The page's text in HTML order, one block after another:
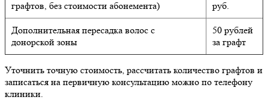
графтов, без стоимости абонемента)
руб.
Дополнительная пересадка волос с
донорской зоны
50 рублей
за графт
Уточнить точную стоимость, рассчитать количество графтов и
записаться на первичную консультацию можно по телефону
клиники.